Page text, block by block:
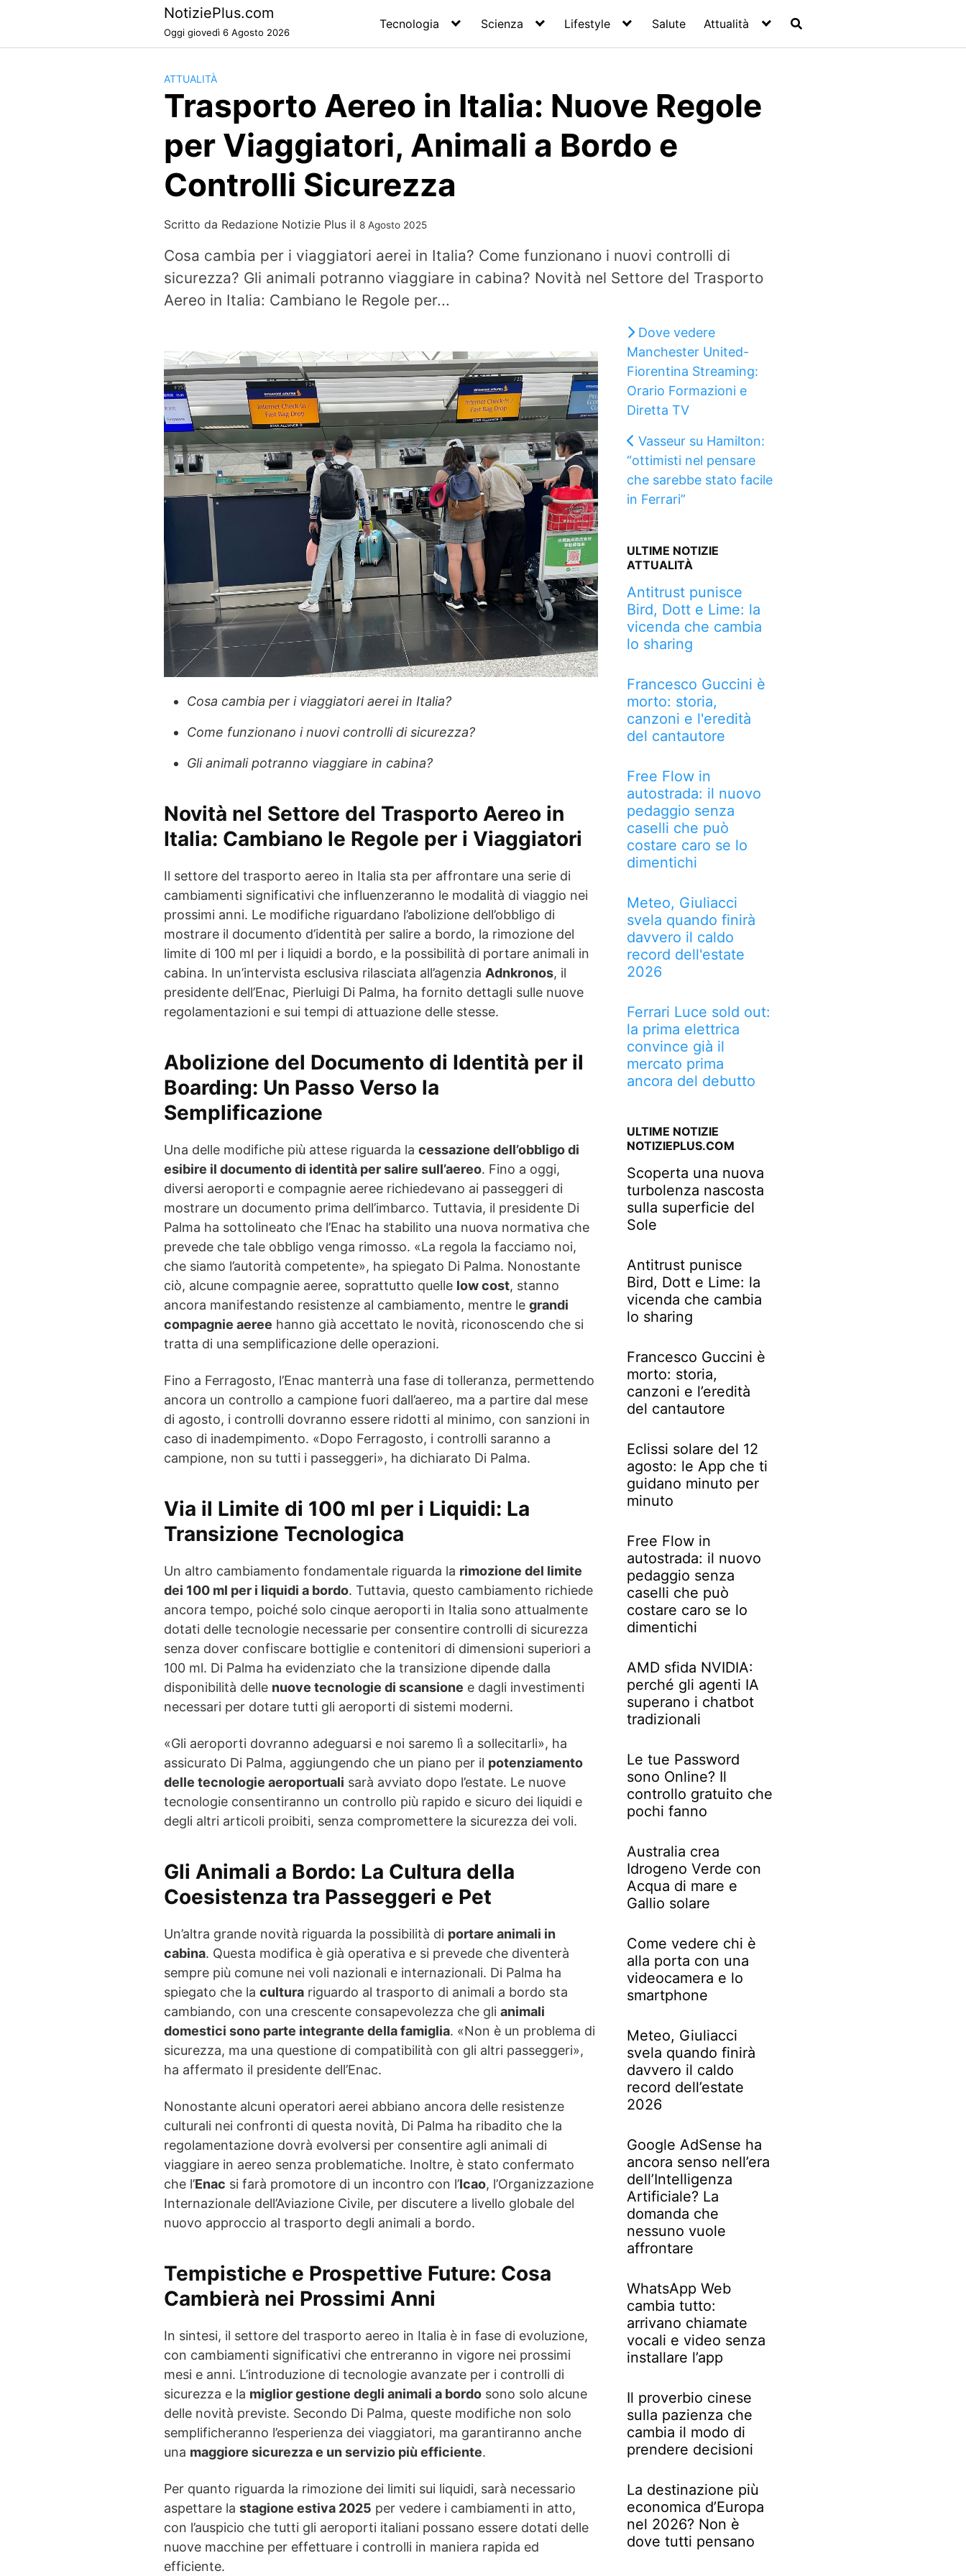
NotiziePlus.com
Oggi giovedì 6 Agosto 2026
Tecnologia Scienza Lifestyle Salute Attualità
ATTUALITÀ
Trasporto Aereo in Italia: Nuove Regole
per Viaggiatori, Animali a Bordo e
Controlli Sicurezza
Scritto da Redazione Notizie Plus il 8 Agosto 2025
Cosa cambia per i viaggiatori aerei in Italia? Come funzionano i nuovi controlli di
sicurezza? Gli animali potranno viaggiare in cabina? Novità nel Settore del Trasporto
Aereo in Italia: Cambiano le Regole per...
Cosa cambia per i viaggiatori aerei in Italia?
Come funzionano i nuovi controlli di sicurezza?
Gli animali potranno viaggiare in cabina?
Novità nel Settore del Trasporto Aereo in
Italia: Cambiano le Regole per i Viaggiatori
Il settore del trasporto aereo in Italia sta per affrontare una serie di
cambiamenti significativi che influenzeranno le modalità di viaggio nei
prossimi anni. Le modifiche riguardano l’abolizione dell’obbligo di
mostrare il documento d’identità per salire a bordo, la rimozione del
limite di 100 ml per i liquidi a bordo, e la possibilità di portare animali in
cabina. In un’intervista esclusiva rilasciata all’agenzia Adnkronos, il
presidente dell’Enac, Pierluigi Di Palma, ha fornito dettagli sulle nuove
regolamentazioni e sui tempi di attuazione delle stesse.
Abolizione del Documento di Identità per il
Boarding: Un Passo Verso la
Semplificazione
Una delle modifiche più attese riguarda la cessazione dell’obbligo di
esibire il documento di identità per salire sull’aereo. Fino a oggi,
diversi aeroporti e compagnie aeree richiedevano ai passeggeri di
mostrare un documento prima dell’imbarco. Tuttavia, il presidente Di
Palma ha sottolineato che l’Enac ha stabilito una nuova normativa che
prevede che tale obbligo venga rimosso. «La regola la facciamo noi,
che siamo l’autorità competente», ha spiegato Di Palma. Nonostante
ciò, alcune compagnie aeree, soprattutto quelle low cost, stanno
ancora manifestando resistenze al cambiamento, mentre le grandi
compagnie aeree hanno già accettato le novità, riconoscendo che si
tratta di una semplificazione delle operazioni.
Fino a Ferragosto, l’Enac manterrà una fase di tolleranza, permettendo
ancora un controllo a campione fuori dall’aereo, ma a partire dal mese
di agosto, i controlli dovranno essere ridotti al minimo, con sanzioni in
caso di inadempimento. «Dopo Ferragosto, i controlli saranno a
campione, non su tutti i passeggeri», ha dichiarato Di Palma.
Via il Limite di 100 ml per i Liquidi: La
Transizione Tecnologica
Un altro cambiamento fondamentale riguarda la rimozione del limite
dei 100 ml per i liquidi a bordo. Tuttavia, questo cambiamento richiede
ancora tempo, poiché solo cinque aeroporti in Italia sono attualmente
dotati delle tecnologie necessarie per consentire controlli di sicurezza
senza dover confiscare bottiglie e contenitori di dimensioni superiori a
100 ml. Di Palma ha evidenziato che la transizione dipende dalla
disponibilità delle nuove tecnologie di scansione e dagli investimenti
necessari per dotare tutti gli aeroporti di sistemi moderni.
«Gli aeroporti dovranno adeguarsi e noi saremo lì a sollecitarli», ha
assicurato Di Palma, aggiungendo che un piano per il potenziamento
delle tecnologie aeroportuali sarà avviato dopo l’estate. Le nuove
tecnologie consentiranno un controllo più rapido e sicuro dei liquidi e
degli altri articoli proibiti, senza compromettere la sicurezza dei voli.
Gli Animali a Bordo: La Cultura della
Coesistenza tra Passeggeri e Pet
Un’altra grande novità riguarda la possibilità di portare animali in
cabina. Questa modifica è già operativa e si prevede che diventerà
sempre più comune nei voli nazionali e internazionali. Di Palma ha
spiegato che la cultura riguardo al trasporto di animali a bordo sta
cambiando, con una crescente consapevolezza che gli animali
domestici sono parte integrante della famiglia. «Non è un problema di
sicurezza, ma una questione di compatibilità con gli altri passeggeri»,
ha affermato il presidente dell’Enac.
Nonostante alcuni operatori aerei abbiano ancora delle resistenze
culturali nei confronti di questa novità, Di Palma ha ribadito che la
regolamentazione dovrà evolversi per consentire agli animali di
viaggiare in aereo senza problematiche. Inoltre, è stato confermato
che l’Enac si farà promotore di un incontro con l’Icao, l’Organizzazione
Internazionale dell’Aviazione Civile, per discutere a livello globale del
nuovo approccio al trasporto degli animali a bordo.
Tempistiche e Prospettive Future: Cosa
Cambierà nei Prossimi Anni
In sintesi, il settore del trasporto aereo in Italia è in fase di evoluzione,
con cambiamenti significativi che entreranno in vigore nei prossimi
mesi e anni. L’introduzione di tecnologie avanzate per i controlli di
sicurezza e la miglior gestione degli animali a bordo sono solo alcune
delle novità previste. Secondo Di Palma, queste modifiche non solo
semplificheranno l’esperienza dei viaggiatori, ma garantiranno anche
una maggiore sicurezza e un servizio più efficiente.
Per quanto riguarda la rimozione dei limiti sui liquidi, sarà necessario
aspettare la stagione estiva 2025 per vedere i cambiamenti in atto,
con l’auspicio che tutti gli aeroporti italiani possano essere dotati delle
nuove macchine per effettuare i controlli in maniera rapida ed
efficiente.
Dove vedere
Manchester United-
Fiorentina Streaming:
Orario Formazioni e
Diretta TV
Vasseur su Hamilton:
“ottimisti nel pensare
che sarebbe stato facile
in Ferrari”
ULTIME NOTIZIE
ATTUALITÀ
Antitrust punisce
Bird, Dott e Lime: la
vicenda che cambia
lo sharing
Francesco Guccini è
morto: storia,
canzoni e l'eredità
del cantautore
Free Flow in
autostrada: il nuovo
pedaggio senza
caselli che può
costare caro se lo
dimentichi
Meteo, Giuliacci
svela quando finirà
davvero il caldo
record dell'estate
2026
Ferrari Luce sold out:
la prima elettrica
convince già il
mercato prima
ancora del debutto
ULTIME NOTIZIE
NOTIZIEPLUS.COM
Scoperta una nuova
turbolenza nascosta
sulla superficie del
Sole
Antitrust punisce
Bird, Dott e Lime: la
vicenda che cambia
lo sharing
Francesco Guccini è
morto: storia,
canzoni e l’eredità
del cantautore
Eclissi solare del 12
agosto: le App che ti
guidano minuto per
minuto
Free Flow in
autostrada: il nuovo
pedaggio senza
caselli che può
costare caro se lo
dimentichi
AMD sfida NVIDIA:
perché gli agenti IA
superano i chatbot
tradizionali
Le tue Password
sono Online? Il
controllo gratuito che
pochi fanno
Australia crea
Idrogeno Verde con
Acqua di mare e
Gallio solare
Come vedere chi è
alla porta con una
videocamera e lo
smartphone
Meteo, Giuliacci
svela quando finirà
davvero il caldo
record dell’estate
2026
Google AdSense ha
ancora senso nell’era
dell’Intelligenza
Artificiale? La
domanda che
nessuno vuole
affrontare
WhatsApp Web
cambia tutto:
arrivano chiamate
vocali e video senza
installare l’app
Il proverbio cinese
sulla pazienza che
cambia il modo di
prendere decisioni
La destinazione più
economica d’Europa
nel 2026? Non è
dove tutti pensano